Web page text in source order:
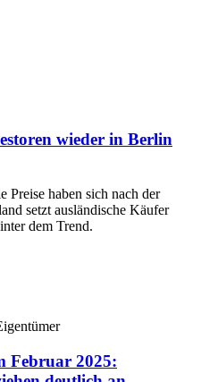
wieder in Berlin
Preise haben sich nach der
setzt ausländische Käufer
dem Trend.
Februar 2025: